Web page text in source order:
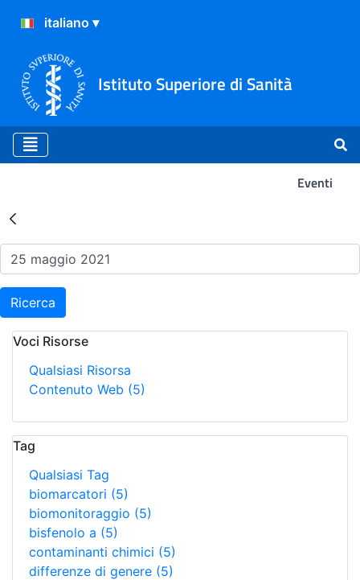
Istituto Superiore di Sanità
Eventi
Risultati della Ricerca -
Ricerca
Voci Risorse
Qualsiasi Risorsa
Contenuto Web (5)
Tag
Qualsiasi Tag
biomarcatori (5)
biomonitoraggio (5)
bisfenolo a (5)
contaminanti chimici (5)
differenze di genere (5)